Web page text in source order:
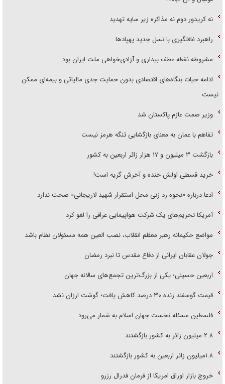
نه کریدور دوم نه مذاکره زیر سایه تهدید
راهبرد غافلگیری با نسل جدید پهپاد‌ها
مشروطه نقطه عطف بیداری و آزادی‌خواهی ملت ایران بود
ادامه حیات بنگاه‌های اقتصادی بدون حمایت جدی مالیاتی و بیمه‌ای ممکن
نیست
وزیر صمت عازم پاکستان شد
تفاهم با عمان به معنای بازگشایی تنگه هرمز نیست
بازگشت ۳ میلیون و ۱۷ هزار زائر اربعین به کشور
خرید قسطی اولش خنده و آخرش گریه است!
ادعا درباره «نحوه رد زنی محل استقرار شهید لاریجانی» صحت ندارد
آمریکا تحریم‌های یک شرکت هواپیمایی عراقی را لغو کرد
مواضع حکیمانه رهبر معظم انقلاب، نصب العین همه مسئولان نظام باشد
جولان عقابان ایرانی از دفاع مقدس تا نبرد رمضان
اربعین حسینی؛ یکی از بزرگ‌ترین تجمع‌های سالانه جهان
قیمت گوسفند زنده ۳۰ درصد کاهش یافت؛ گوشت ارزان نشد
فلسطین مسئله نخست جهان اسلام به شمار می‌رود
۲.۸ میلیون زائر به کشور بازگشتند
۱.۸میلیون زائر اربعین به کشور بازگشتند
خروج بازار اوراق امریکا از فرمان فدرال رزرو